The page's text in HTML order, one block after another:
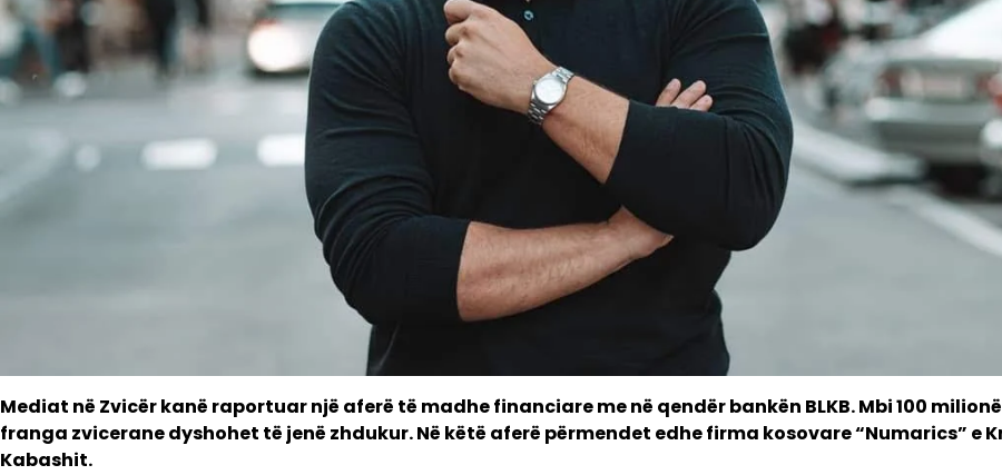
Mediat në Zvicër kanë raportuar një aferë të madhe financiare me në qendër bankën BLKB. Mbi 100 milionë
franga zvicerane dyshohet të jenë zhdukur. Në këtë aferë përmendet edhe firma kosovare “Numarics” e
Kabashit.